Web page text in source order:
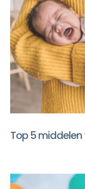
Top 5